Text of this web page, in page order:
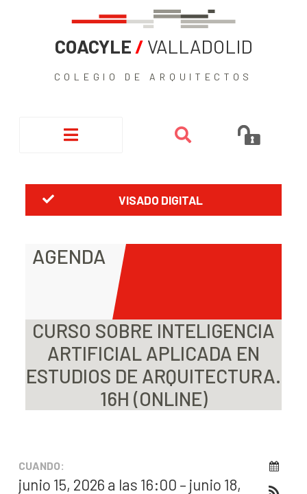
COACYLE / VALLADOLID
COLEGIO DE ARQUITECTOS
VISADO DIGITAL
AGENDA
CURSO SOBRE INTELIGENCIA
ARTIFICIAL APLICADA EN
ESTUDIOS DE ARQUITECTURA.
16H (ONLINE)
CUANDO:
junio 15, 2026 a las 16:00 – junio 18,